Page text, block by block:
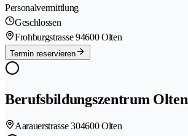
Personalvermittlung
Geschlossen
Frohburgstrasse 94600 Olten
Termin reservieren
Berufsbildungszentrum Olten
Aarauerstrasse 304600 Olten